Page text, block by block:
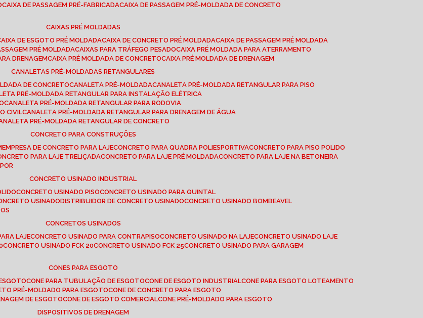
CAIXA DE PASSAGEM PRÉ-FABRICADA CAIXA DE PASSAGEM PRÉ-MOLDADA DE CONCRETO
CAIXAS PRÉ MOLDADAS
CAIXA DE ESGOTO PRÉ MOLDADA CAIXA DE CONCRETO PRÉ MOLDADA CAIXA DE PASSAGEM PRÉ MOLDADA
PRÉ MOLDADA CAIXAS PARA TRÁFEGO PESADO CAIXA PRÉ MOLDADA PARA ATERRAMENTO
DRENAGEM CAIXA PRÉ MOLDADA DE CONCRETO CAIXA PRÉ MOLDADA DE DRENAGEM
CANALETAS PRÉ-MOLDADAS RETANGULARES
DE CONCRETO CANALETA PRÉ-MOLDADA CANALETA PRÉ-MOLDADA RETANGULAR PARA PISO
PRÉ-MOLDADA RETANGULAR PARA INSTALAÇÃO ELÉTRICA
CANALETA PRÉ-MOLDADA RETANGULAR PARA RODOVIA
CIVIL CANALETA PRÉ-MOLDADA RETANGULAR PARA DRENAGEM DE ÁGUA
PRÉ-MOLDADA RETANGULAR DE CONCRETO
CONCRETO PARA CONSTRUÇÕES
EMPRESA DE CONCRETO PARA LAJE CONCRETO PARA QUADRA POLIESPORTIVA CONCRETO PARA PISO POLIDO
PARA LAJE TRELIÇADA CONCRETO PARA LAJE PRÉ MOLDADA CONCRETO PARA LAJE NA BETONEIRA
CONCRETO USINADO INDUSTRIAL
CONCRETO USINADO PISO CONCRETO USINADO PARA QUINTAL
USINADO DISTRIBUIDOR DE CONCRETO USINADO CONCRETO USINADO BOMBEAVEL
CONCRETOS USINADOS
LAJE CONCRETO USINADO PARA CONTRAPISO CONCRETO USINADO NA LAJE CONCRETO USINADO LAJE
CONCRETO USINADO FCK 20 CONCRETO USINADO FCK 25 CONCRETO USINADO PARA GARAGEM
CONES PARA ESGOTO
CONE PARA TUBULAÇÃO DE ESGOTO CONE DE ESGOTO INDUSTRIAL CONE PARA ESGOTO LOTEAMENTO
PRÉ-MOLDADO PARA ESGOTO
CONE DE CONCRETO PARA ESGOTO
DE ESGOTO CONE DE ESGOTO COMERCIAL CONE PRÉ-MOLDADO PARA ESGOTO
DISPOSITIVOS DE DRENAGEM